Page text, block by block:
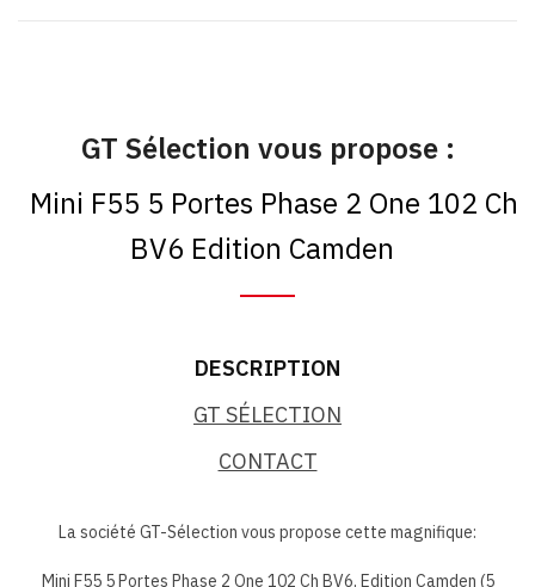
GT Sélection vous propose :
Mini F55 5 Portes Phase 2 One 102 Ch
BV6 Edition Camden
DESCRIPTION
GT SÉLECTION
CONTACT
La société GT-Sélection vous propose cette magnifique:
Mini F55 5 Portes Phase 2 One 102 Ch BV6, Edition Camden (5